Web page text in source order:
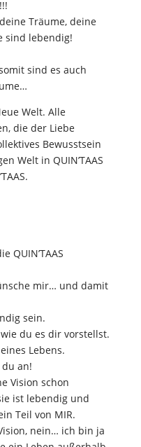
Träume, deine
sind lebendig!
somit sind es auch
Welt. Alle
die der Liebe
Bewusstsein
Welt in QUIN’TAAS
QUIN’TAAS
mir… und damit
sein.
du es dir vorstellst.
Lebens.
an!
Vision schon
ist lebendig und
Teil von MIR.
nein… ich bin ja